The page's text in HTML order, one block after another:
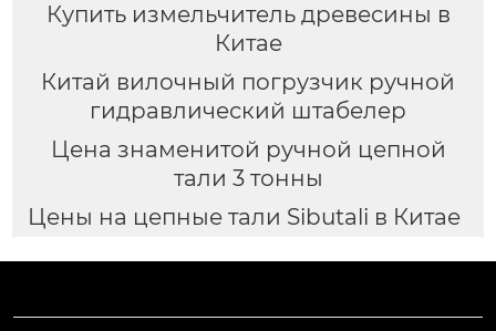
Купить измельчитель древесины в
Китае
Китай вилочный погрузчик ручной
гидравлический штабелер
Цена знаменитой ручной цепной
тали 3 тонны
Цены на цепные тали Sibutali в Китае